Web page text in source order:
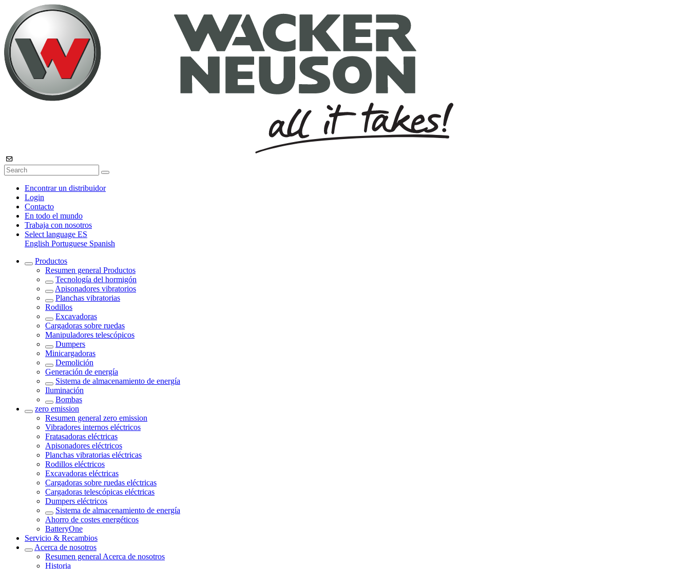
Encontrar un distribuidor
Login
Contacto
En todo el mundo
Trabaja con nosotros
Select language ES
English Portuguese Spanish
Productos
Resumen general Productos
Tecnología del hormigón
Apisonadores vibratorios
Planchas vibratorias
Rodillos
Excavadoras
Cargadoras sobre ruedas
Manipuladores telescópicos
Dumpers
Minicargadoras
Demolición
Generación de energía
Sistema de almacenamiento de energía
Iluminación
Bombas
zero emission
Resumen general zero emission
Vibradores internos eléctricos
Fratasadoras eléctricas
Apisonadores eléctricos
Planchas vibratorias eléctricas
Rodillos eléctricos
Excavadoras eléctricas
Cargadoras sobre ruedas eléctricas
Cargadoras telescópicas eléctricas
Dumpers eléctricos
Sistema de almacenamiento de energía
Ahorro de costes energéticos
BatteryOne
Servicio & Recambios
Acerca de nosotros
Resumen general Acerca de nosotros
Historia